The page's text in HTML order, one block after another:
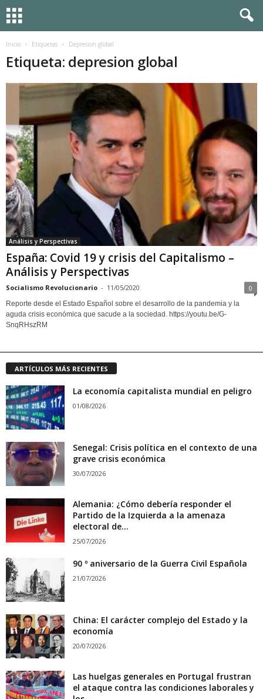
Inicio Etiquetas Depresion global
Etiqueta: depresion global
Análisis y Perspectivas
España: Covid 19 y crisis del Capitalismo –
Análisis y Perspectivas
Socialismo Revolucionario - 11/05/2020 0
Reporte desde el Estado Español sobre el desarrollo de la pandemia y la
aguda crisis económica que sacude a la sociedad. https://youtu.be/G-
SnqRHszRM
ARTÍCULOS MÁS RECIENTES
La economía capitalista mundial en peligro
01/08/2026
Senegal: Crisis política en el contexto de una
grave crisis económica
30/07/2026
Alemania: ¿Cómo debería responder el
Partido de la Izquierda a la amenaza
electoral de...
25/07/2026
90 º aniversario de la Guerra Civil Española
21/07/2026
China: El carácter complejo del Estado y la
economía
20/07/2026
Las huelgas generales en Portugal frustran
el ataque contra las condiciones laborales y